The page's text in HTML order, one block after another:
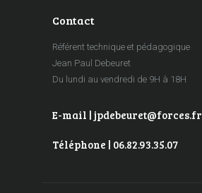
Contact
Référent technique et pédagogique
Jean Paul Debeuret
Du lundi au vendredi de 9H à 18H
E-mail | jpdebeuret@forces.fr
Téléphone | 06.82.93.35.07